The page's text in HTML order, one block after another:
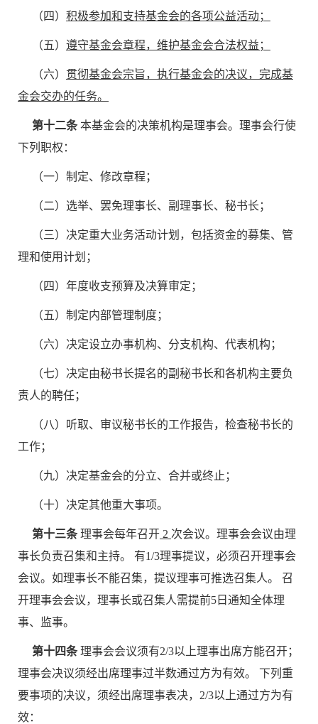
（四） 积极参加和支持基金会的各项公益活动；
（五） 遵守基金会章程，维护基金会合法权益；
（六） 贯彻基金会宗旨，执行基金会的决议，完成基
金会交办的任务。
第十二条本基金会的决策机构是理事会。理事会行使
下列职权：
（一）制定、修改章程；
（二）选举、罢免理事长、副理事长、秘书长；
（三）决定重大业务活动计划，包括资金的募集、管
理和使用计划；
（四）年度收支预算及决算审定；
（五）制定内部管理制度；
（六）决定设立办事机构、分支机构、代表机构；
（七）决定由秘书长提名的副秘书长和各机构主要负
责人的聘任；
（八）听取、审议秘书长的工作报告，检查秘书长的
工作；
（九）决定基金会的分立、合并或终止；
（十）决定其他重大事项。
第十三条理事会每年召开 2 次会议。理事会会议由理
事长负责召集和主持。 有1/3理事提议，必须召开理事会
会议。如理事长不能召集，提议理事可推选召集人。 召
开理事会会议，理事长或召集人需提前5日通知全体理
事、监事。
第十四条理事会会议须有2/3以上理事出席方能召开；
理事会决议须经出席理事过半数通过方为有效。 下列重
要事项的决议，须经出席理事表决，2/3以上通过方为有
效：